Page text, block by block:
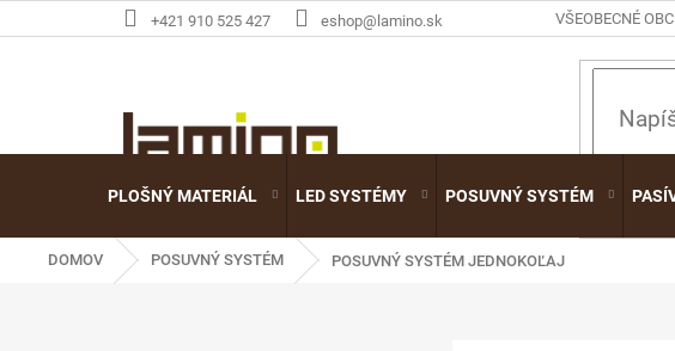
na
+421 910 525 427 eshop@lamino.sk VŠEOBECNÉ
PLOŠNÝ MATERIÁL LED SYSTÉMY POSUVNÝ SYSTÉM
DOMOV POSUVNÝ SYSTÉM POSUVNÝ SYSTÉM JEDNOKOĽAJ